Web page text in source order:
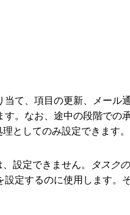
て、項目の更新、メール
。なお、途中の段階での
としてのみ設定できます。
設定できません。 タスク
定するのに使用します。